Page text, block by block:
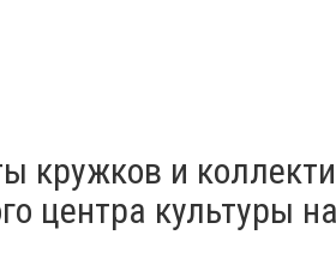
центра культуры